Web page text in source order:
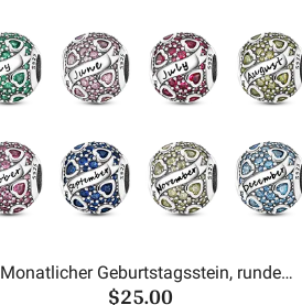
Monatlicher Geburtstagsstein, runde
Perlen
$25.00